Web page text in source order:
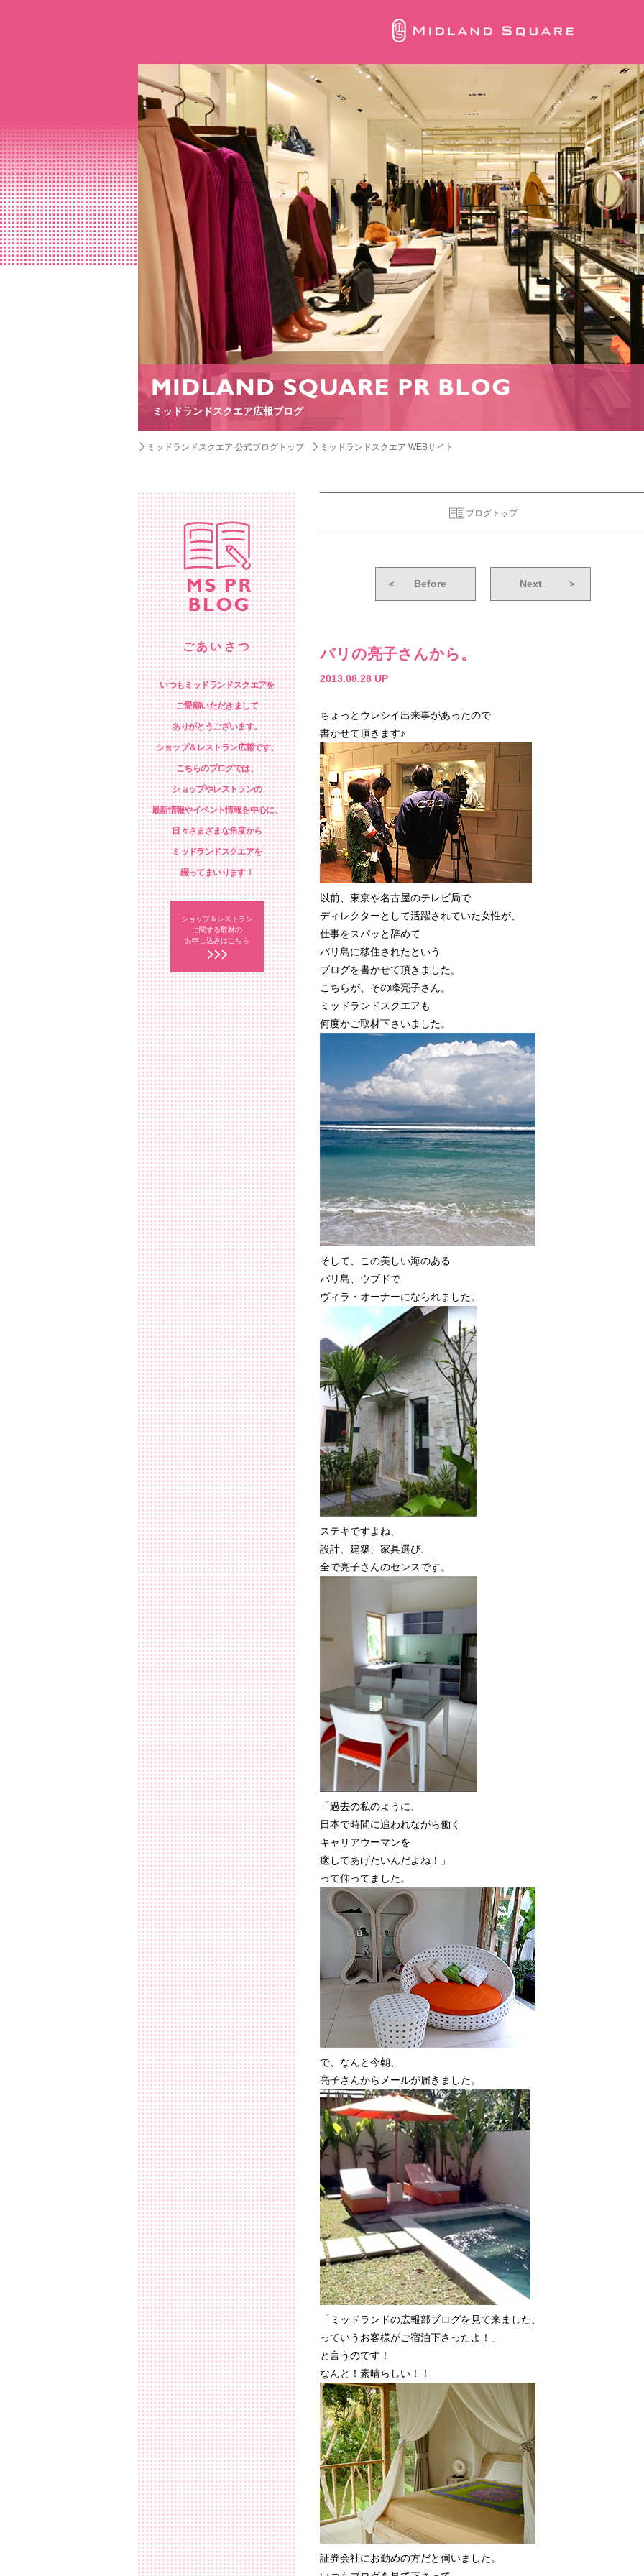
ミッドランドスクエア広報ブログ
ミッドランドスクエア 公式ブログトップ ミッドランドスクエア WEBサイト
ごあいさつ
いつもミッドランドスクエアを
ご愛顧いただきまして
ありがとうございます。
ショップ＆レストラン広報です。
こちらのブログでは、
ショップやレストランの
最新情報やイベント情報を中心に、
日々さまざまな角度から
ミッドランドスクエアを
綴ってまいります！
ショップ＆レストラン
に関する取材の
お申し込みはこちら
ブログトップ
＜ Before Next ＞
バリの亮子さんから。
2013.08.28 UP
ちょっとウレシイ出来事があったので
書かせて頂きます♪
以前、東京や名古屋のテレビ局で
ディレクターとして活躍されていた女性が、
仕事をスパッと辞めて
バリ島に移住されたという
ブログを書かせて頂きました。
こちらが、その峰亮子さん。
ミッドランドスクエアも
何度かご取材下さいました。
そして、この美しい海のある
バリ島、ウブドで
ヴィラ・オーナーになられました。
ステキですよね、
設計、建築、家具選び、
全で亮子さんのセンスです。
「過去の私のように、
日本で時間に追われながら働く
キャリアウーマンを
癒してあげたいんだよね！」
って仰ってました。
で、なんと今朝、
亮子さんからメールが届きました。
「ミッドランドの広報部ブログを見て来ました、
っていうお客様がご宿泊下さったよ！」
と言うのです！
なんと！素晴らしい！！
証券会社にお勤めの方だと伺いました。